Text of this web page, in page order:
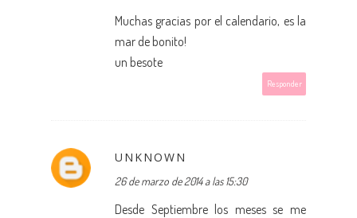
Muchas gracias por el calendario, es la
mar de bonito!
un besote
Responder
UNKNOWN
26 de marzo de 2014 a las 15:30
Desde Septiembre los meses se me